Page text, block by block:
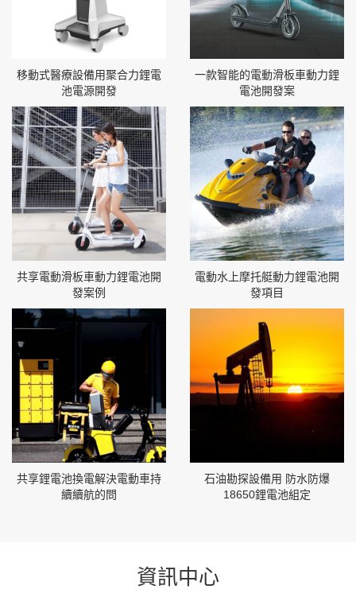
移動式醫療設備用聚合力鋰電
池電源開發
一款智能的電動滑板車動力鋰
電池開發案
共享電動滑板車動力鋰電池開
發案例
電動水上摩托艇動力鋰電池開
發項目
共享鋰電池換電解決電動車持
續續航的問
石油勘探設備用 防水防爆
18650鋰電池組定
資訊中心